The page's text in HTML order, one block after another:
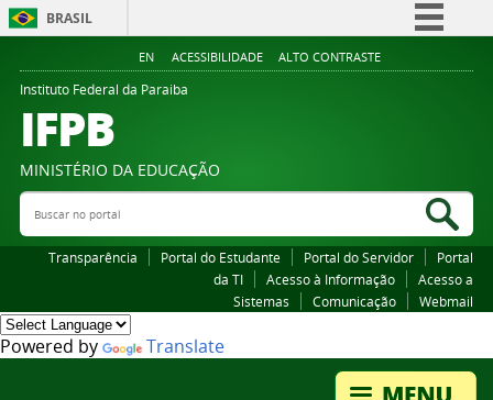
BRASIL
Simplifique!
Legislação
EN ACESSIBILIDADE ALTO CONTRASTE
Instituto Federal da Paraiba
IFPB
MINISTÉRIO DA EDUCAÇÃO
Buscar no portal
Transparência Portal do Estudante Portal do Servidor
Portal
da TI
Acesso à Informação
Acesso a
Sistemas
Comunicação Webmail
Powered by Translate